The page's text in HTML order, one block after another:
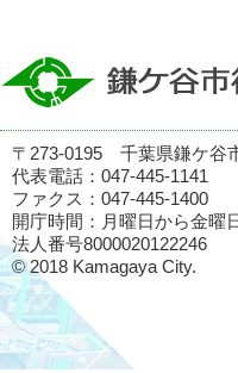
〒273-0195 千葉県鎌ケ谷
代表電話：047-445-1141
ファクス：047-445-1400
開庁時間：月曜日から金曜
法人番号8000020122246
© 2018 Kamagaya City.